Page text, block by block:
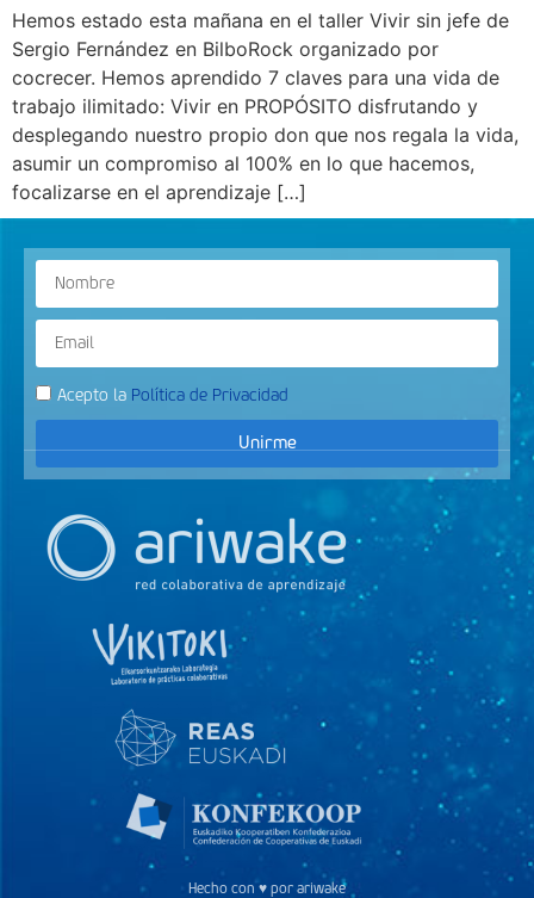
Hemos estado esta mañana en el taller Vivir sin jefe de
Sergio Fernández en BilboRock organizado por
cocrecer. Hemos aprendido 7 claves para una vida de
trabajo ilimitado: Vivir en PROPÓSITO disfrutando y
desplegando nuestro propio don que nos regala la vida,
asumir un compromiso al 100% en lo que hacemos,
focalizarse en el aprendizaje […]
Acepto la Política de Privacidad
Unirme
Hecho con ♥ por ariwake